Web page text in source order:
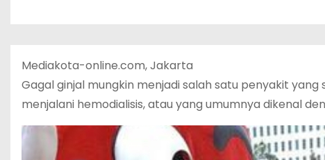
Mediakota-online.com, Jakarta
Gagal ginjal mungkin menjadi salah satu penyakit
menjalani hemodialisis, atau yang umumnya dikenal